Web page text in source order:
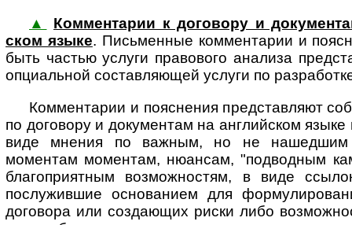
▲
Комментарии к договору и
ском язы­ке. Пись­мен­ные ком­мен­та­рии и
быть частью услуги правового анализа
опциальной составляющей услуги по
Комментарии и пояснения представляют
по договору и документам на английском языке
виде мнения по важным, но не нашедшим
моментам моментам, нюансам, "подводным
благоприятным возможностям, в виде
послужившие основанием для
договора или создающих риски либо